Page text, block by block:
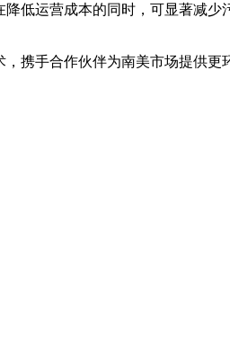
低运营成本的同时，可显著减少
携手合作伙伴为南美市场提供更